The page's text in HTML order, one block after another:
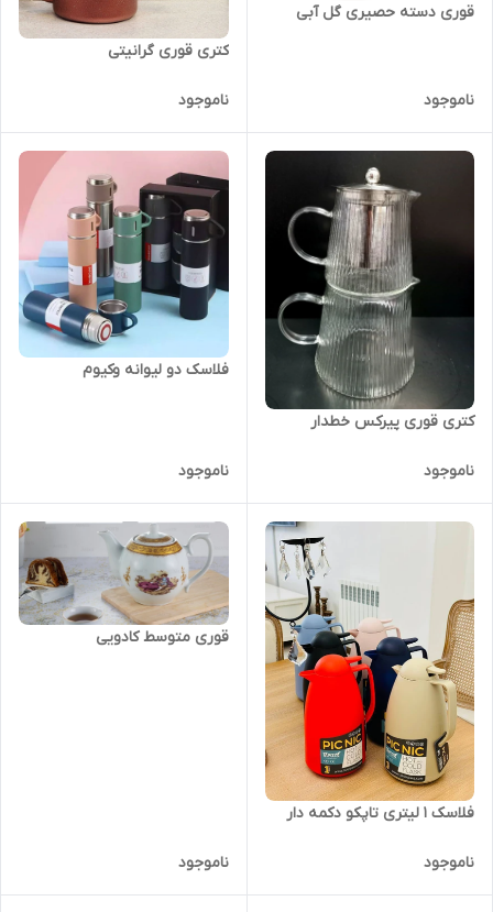
قوری دسته حصیری گل آبی
ناموجود
کتری قوری گرانیتی
ناموجود
کتری قوری پیرکس خطدار
ناموجود
فلاسک دو لیوانه وکیوم
ناموجود
فلاسک 1 لیتری تاپکو دکمه دار
ناموجود
قوری متوسط کادویی
ناموجود